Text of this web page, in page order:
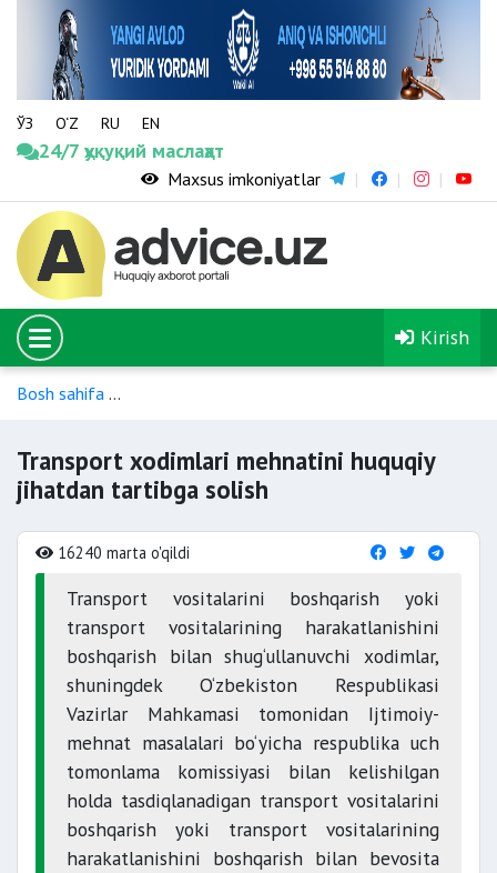
ЎЗ O‘Z RU EN
24/7 ҳуқуқий маслаҳат
Maxsus imkoniyatlar
Kirish
Bosh sahifa
Transport xodimlari mehnatini huquqiy
jihatdan tartibga solish
16240 marta o'qildi
Transport vositalarini boshqarish yoki
transport vositalarining harakatlanishini
boshqarish bilan shug‘ullanuvchi xodimlar,
shuningdek O‘zbekiston Respublikasi
Vazirlar Mahkamasi tomonidan Ijtimoiy-
mehnat masalalari bo‘yicha respublika uch
tomonlama komissiyasi bilan kelishilgan
holda tasdiqlanadigan transport vositalarini
boshqarish yoki transport vositalarining
harakatlanishini boshqarish bilan bevosita